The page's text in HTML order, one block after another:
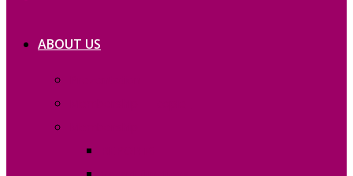
ABOUT US